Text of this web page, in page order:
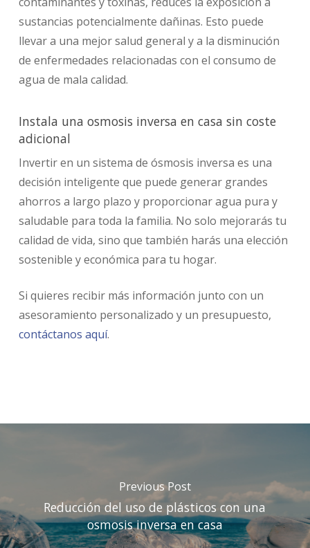
sustancias potencialmente dañinas. Esto puede
llevar a una mejor salud general y a la disminución
de enfermedades relacionadas con el consumo de
agua de mala calidad.
Instala una osmosis inversa en casa sin coste
adicional
Invertir en un sistema de ósmosis inversa es una
decisión inteligente que puede generar grandes
ahorros a largo plazo y proporcionar agua pura y
saludable para toda la familia. No solo mejorarás tu
calidad de vida, sino que también harás una elección
sostenible y económica para tu hogar.
Si quieres recibir más información junto con un
asesoramiento personalizado y un presupuesto,
contáctanos aquí.
Previous Post
Reducción del uso de plásticos con una
osmosis inversa en casa